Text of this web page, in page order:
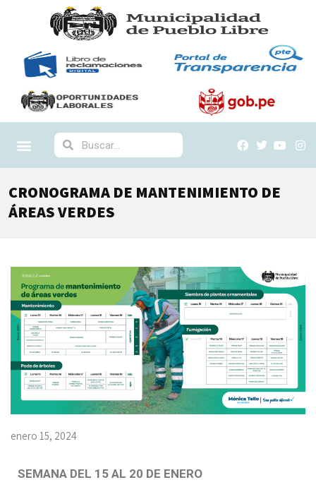
CRONOGRAMA DE MANTENIMIENTO DE
ÁREAS VERDES
enero 15, 2024
SEMANA DEL 15 AL 20 DE ENERO